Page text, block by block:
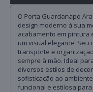
O Porta Guardanapo
design moderno à sua
acabamento em pintura
um visual elegante. Seu
transporte e
sempre à mão. Ideal
diversos estilos de
sofisticação ao
funcional e estilosa